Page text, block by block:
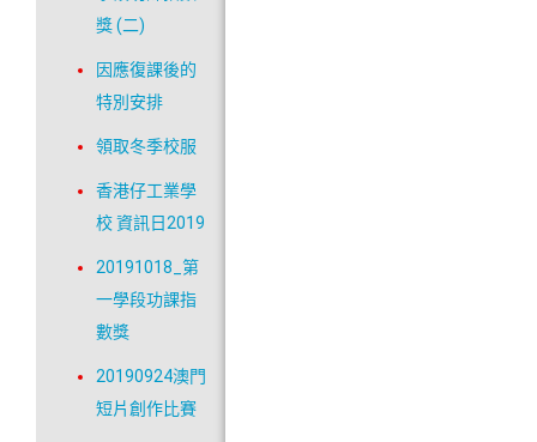
獎 (二)
因應復課後的
特別安排
領取冬季校服
香港仔工業學
校 資訊日2019
20191018_第
一學段功課指
數獎
20190924澳門
短片創作比賽